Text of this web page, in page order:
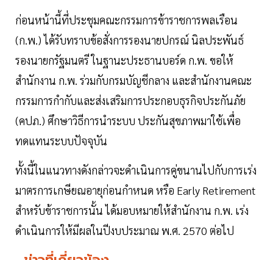
ก่อนหน้านี้ที่ประชุมคณะกรรมการข้าราชการพลเรือน
(ก.พ.) ได้รับทราบข้อสั่งการรองนายปกรณ์ นิลประพันธ์
รองนายกรัฐมนตรี ในฐานะประธานบอร์ด ก.พ. ขอให้
สำนักงาน ก.พ. ร่วมกับกรมบัญชีกลาง และสำนักงานคณะ
กรรมการกำกับและส่งเสริมการประกอบธุรกิจประกันภัย
(คปภ.) ศึกษาวิธีการนำระบบ ประกันสุขภาพมาใช้เพื่อ
ทดแทนระบบปัจจุบัน
ทั้งนี้ในแนวทางดังกล่าวจะดำเนินการคู่ขนานไปกับการเร่ง
มาตรการเกษียณอายุก่อนกำหนด หรือ Early Retirement
สำหรับข้าราชการนั้น ได้มอบหมายให้สำนักงาน ก.พ. เร่ง
ดำเนินการให้มีผลในปีงบประมาณ พ.ศ. 2570 ต่อไป